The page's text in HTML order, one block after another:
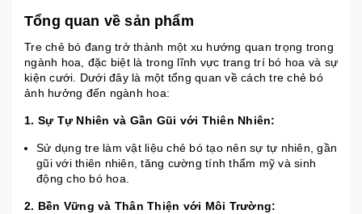
Tổng quan về sản phẩm
Tre chẻ bó đang trở thành một xu hướng quan trọng trong
ngành hoa, đặc biệt là trong lĩnh vực trang trí bó hoa và sự
kiện cưới. Dưới đây là một tổng quan về cách tre chẻ bó
ảnh hưởng đến ngành hoa:
1. Sự Tự Nhiên và Gần Gũi với Thiên Nhiên:
Sử dụng tre làm vật liệu chẻ bó tạo nên sự tự nhiên, gần
gũi với thiên nhiên, tăng cường tính thẩm mỹ và sinh
động cho bó hoa.
2. Bền Vững và Thân Thiện với Môi Trường: